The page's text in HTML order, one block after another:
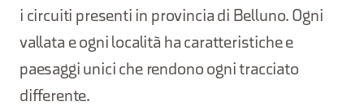
i circuiti presenti in provincia di Belluno. Ogni
vallata e ogni località ha caratteristiche e
paesaggi unici che rendono ogni tracciato
differente.